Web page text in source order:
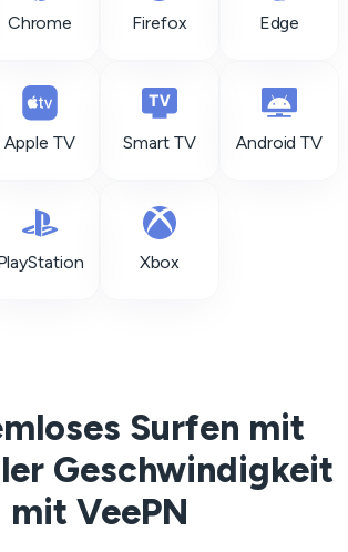
Chrome Firefox Edge
Apple TV Smart TV Android TV
Xbox
Surfen mit
Geschwindigkeit
mit VeePN